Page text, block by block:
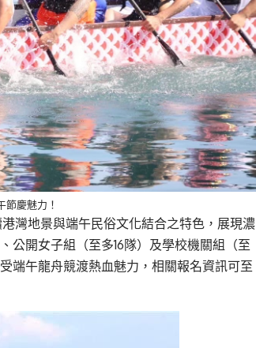
節慶魅力！
灣地景與端午民俗文化結合之特色，展現濃
公開女子組（至多16隊）及學校機關組（至
端午龍舟競渡熱血魅力，相關報名資訊可至